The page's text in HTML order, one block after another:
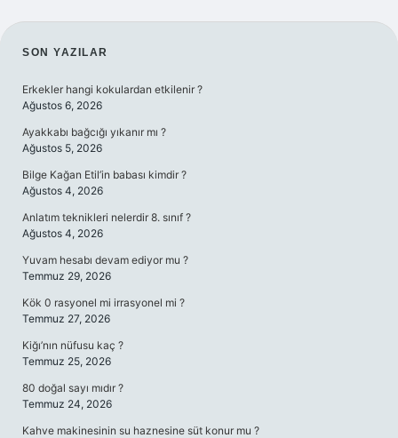
SIDEBAR
SON YAZILAR
Erkekler hangi kokulardan etkilenir ?
Ağustos 6, 2026
Ayakkabı bağcığı yıkanır mı ?
Ağustos 5, 2026
Bilge Kağan Etil’in babası kimdir ?
Ağustos 4, 2026
Anlatım teknikleri nelerdir 8. sınıf ?
Ağustos 4, 2026
Yuvam hesabı devam ediyor mu ?
Temmuz 29, 2026
Kök 0 rasyonel mi irrasyonel mi ?
Temmuz 27, 2026
Kiğı’nın nüfusu kaç ?
Temmuz 25, 2026
80 doğal sayı mıdır ?
Temmuz 24, 2026
Kahve makinesinin su haznesine süt konur mu ?